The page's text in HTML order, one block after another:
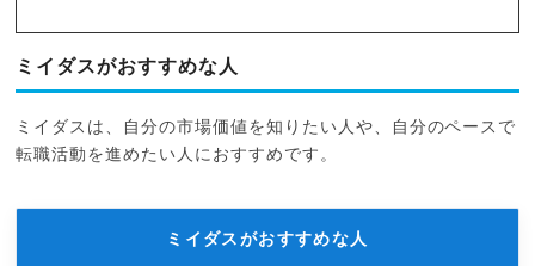
ミイダスがおすすめな人
ミイダスは、自分の市場価値を知りたい人や、自分のペースで
転職活動を進めたい人におすすめです。
ミイダスがおすすめな人